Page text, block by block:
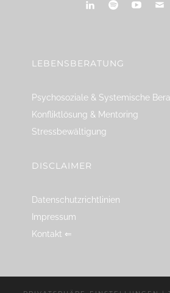
LEBENSBERATUNG
Psychosoziale & Systemische
Konfliktlösung & Mentoring
Stressbewältigung
DISCLAIMER
Datenschutzrichtlinien
Impressum
Kontakt ⇐